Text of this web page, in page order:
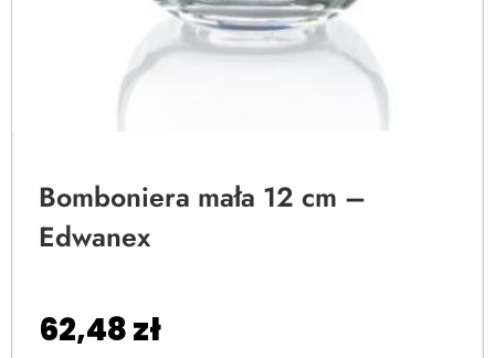
Bomboniera mała 12 cm –
Edwanex
62,48zł